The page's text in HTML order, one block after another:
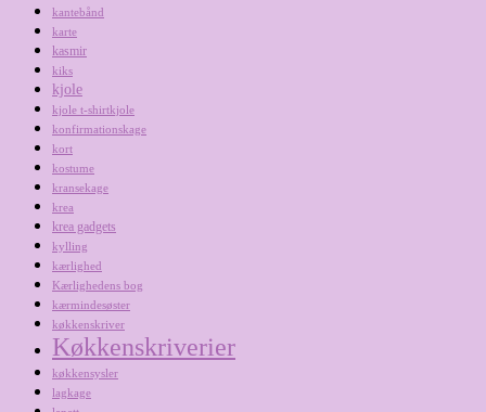
kantebånd
karte
kasmir
kiks
kjole
kjole t-shirtkjole
konfirmationskage
kort
kostume
kransekage
krea
krea gadgets
kylling
kærlighed
Kærlighedens bog
kærmindesøster
køkkenskriver
Køkkenskriverier
køkkensysler
lagkage